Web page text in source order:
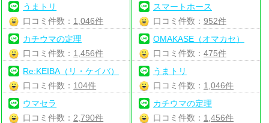
うまトリ
口コミ件数： 1,046件
カチウマの定理
口コミ件数： 1,456件
Re:KEIBA（リ・ケイバ）
口コミ件数： 104件
ウマセラ
口コミ件数： 2,790件
スマートホース
口コミ件数： 952件
OMAKASE（オマカセ）
口コミ件数： 475件
うまトリ
口コミ件数： 1,046件
カチウマの定理
口コミ件数： 1,456件